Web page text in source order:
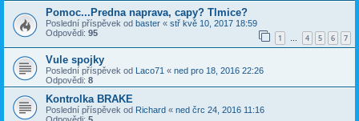
Pomoc...Predna naprava, capy? Tlmice?
Poslední příspěvek od baster « stř kvě 10, 2017 18:59
Odpovědi: 95 1 … 4 5 6 7
Vule spojky
Poslední příspěvek od Laco71 « ned pro 18, 2016 22:26
Odpovědi: 8
Kontrolka BRAKE
Poslední příspěvek od Richard « ned črc 24, 2016 11:16